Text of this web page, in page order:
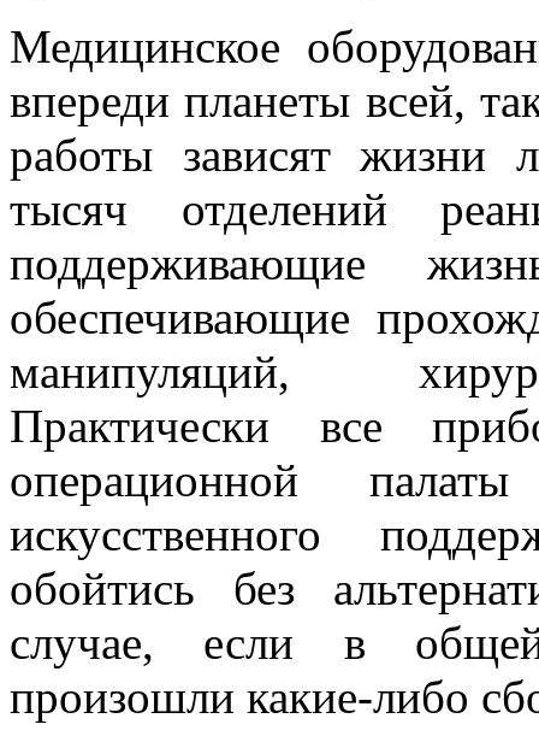
Медицинское
впереди планеты всей,
работы зависят жизни
тысяч отделений
поддерживающие
обеспечивающие
манипуляций,
Практически все
операционной
искусственного
обойтись без
случае, если в общей
произошли какие-либо